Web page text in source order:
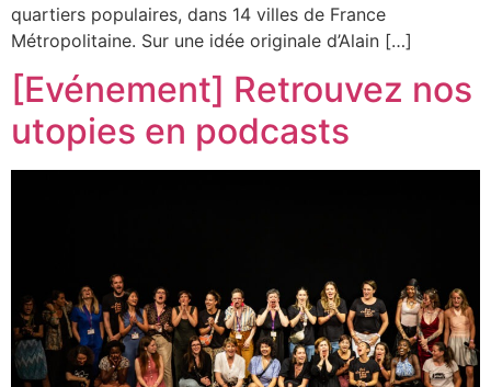
quartiers populaires, dans 14 villes de France
Métropolitaine. Sur une idée originale d’Alain […]
[Evénement] Retrouvez nos
utopies en podcasts